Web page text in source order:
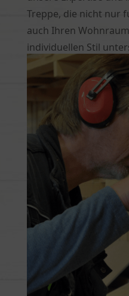
Treppe, die nicht nur
auch Ihren
individuellen Stil